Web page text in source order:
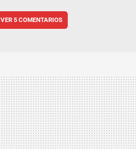
VER5 COMENTARIOS